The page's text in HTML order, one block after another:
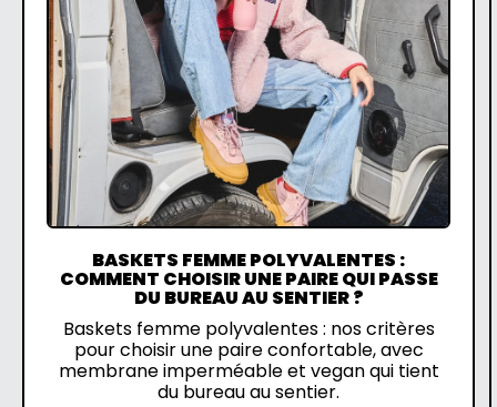
BASKETS FEMME POLYVALENTES :
COMMENT CHOISIR UNE PAIRE QUI PASSE
DU BUREAU AU SENTIER ?
Baskets femme polyvalentes : nos critères
pour choisir une paire confortable, avec
membrane imperméable et vegan qui tient
du bureau au sentier.